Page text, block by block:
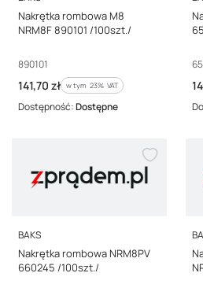
Nakrętka rombowa M8
NRM8F 890101 /100szt./
Kod producenta
890101
Cena brutto
141,70 zł w tym %s VAT
w tym 23% VAT
Dostępność:Dostępne
PRODUCENT
BAKS
Nakrętka rombowa NRM8PV
660245 /100szt./